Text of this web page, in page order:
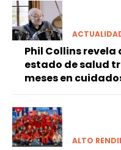
Phil Collins
estado de salud
meses en
ALTO